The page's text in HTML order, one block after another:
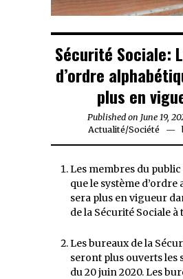
Sécurité Sociale:
d’ordre
plus en
Published on June 19,
Actualité/Société
Les membres du
que le système d’ordre
sera plus en vigueur
de la Sécurité Sociale à
Les bureaux de la
seront plus ouverts les
du 20 juin 2020. Les